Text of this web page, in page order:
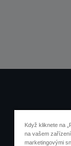
Když kliknete na
na vašem
marketingovými